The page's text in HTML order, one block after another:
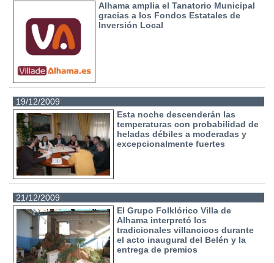
Alhama amplia el Tanatorio Municipal
gracias a los Fondos Estatales de
Inversión Local
19/12/2009
Esta noche descenderán las
temperaturas con probabilidad de
heladas débiles a moderadas y
excepcionalmente fuertes
21/12/2009
El Grupo Folklórico Villa de
Alhama interpretó los
tradicionales villancicos durante
el acto inaugural del Belén y la
entrega de premios